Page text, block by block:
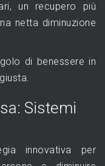
un recupero più
netta diminuzione
di benessere in
Sistemi
innovativa per